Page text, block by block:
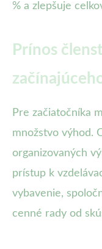
% a zlepšuje
Prínos
Pre začiatočníka
množstvo výhod.
organizovaných
prístup k
vybavenie,
cenné rady od